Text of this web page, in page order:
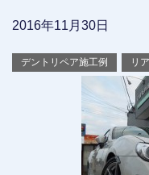
2016年11月30日
デントリペア施工例 リ